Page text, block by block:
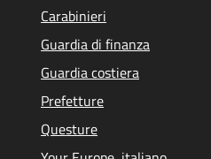
Carabinieri
Guardia di finanza
Guardia costiera
Prefetture
Questure